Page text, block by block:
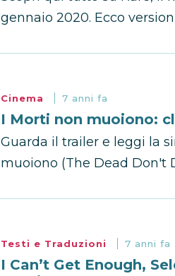
gennaio 2020. Ecco
Cinema 7 anni fa
I Morti non muoiono:
Guarda il trailer e leggi la
muoiono (The Dead Don't
Testi e Traduzioni 7 anni fa
I Can’t Get Enough,